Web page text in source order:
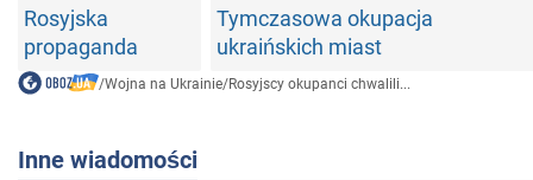
Rosyjska
propaganda
Tymczasowa okupacja
ukraińskich miast
/Wojna na Ukrainie/Rosyjscy okupanci chwalili...
Inne wiadomości